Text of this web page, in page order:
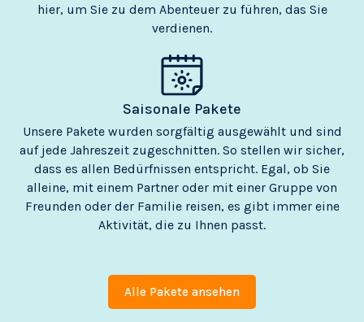
hier, um Sie zu dem Abenteuer zu führen, das Sie
verdienen.
Saisonale Pakete
Unsere Pakete wurden sorgfältig ausgewählt und sind
auf jede Jahreszeit zugeschnitten. So stellen wir sicher,
dass es allen Bedürfnissen entspricht. Egal, ob Sie
alleine, mit einem Partner oder mit einer Gruppe von
Freunden oder der Familie reisen, es gibt immer eine
Aktivität, die zu Ihnen passt.
Alle Pakete ansehen